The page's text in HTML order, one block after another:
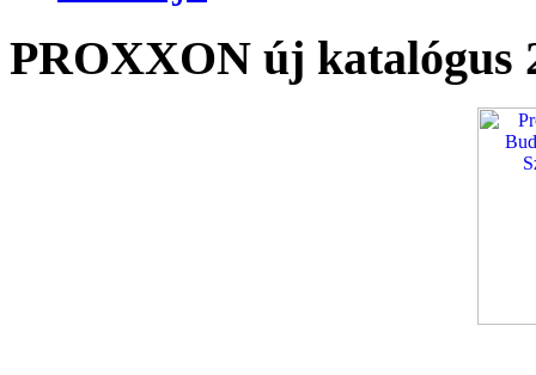
PROXXON új katalógus